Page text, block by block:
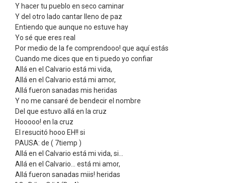
Y hacer tu pueblo en seco caminar
Y del otro lado cantar lleno de paz
Entiendo que aunque no estuve hay
Yo sé que eres real
Por medio de la fe comprendooo! que aquí estás
Cuando me dices que en ti puedo yo confiar
Allá en el Calvario está mi vida,
Allá en el Calvario está mi amor,
Allá fueron sanadas mis heridas
Y no me cansaré de bendecir el nombre
Del que estuvo allá en la cruz
Hooooo! en la cruz
El resucitó hooo EH!! si
PAUSA: de ( 7tiemp )
Allá en el Calvario está mi vida, si…
Allá en el Calvario… está mi amor,
Allá fueron sanadas miis! heridas